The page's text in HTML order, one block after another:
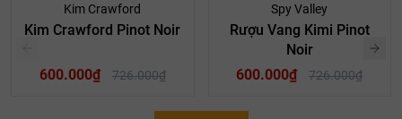
Kim Crawford
Kim Crawford Pinot Noir
600.000₫ 726.000₫
Spy Valley
Rượu Vang Kimi Pinot
Noir
600.000₫
726.000₫